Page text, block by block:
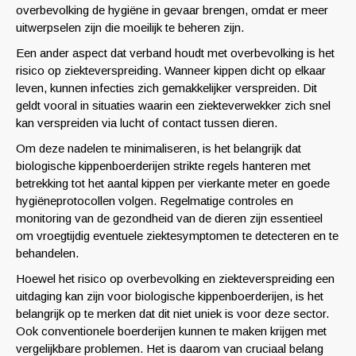
overbevolking de hygiëne in gevaar brengen, omdat er meer
uitwerpselen zijn die moeilijk te beheren zijn.
Een ander aspect dat verband houdt met overbevolking is het
risico op ziekteverspreiding. Wanneer kippen dicht op elkaar
leven, kunnen infecties zich gemakkelijker verspreiden. Dit
geldt vooral in situaties waarin een ziekteverwekker zich snel
kan verspreiden via lucht of contact tussen dieren.
Om deze nadelen te minimaliseren, is het belangrijk dat
biologische kippenboerderijen strikte regels hanteren met
betrekking tot het aantal kippen per vierkante meter en goede
hygiëneprotocollen volgen. Regelmatige controles en
monitoring van de gezondheid van de dieren zijn essentieel
om vroegtijdig eventuele ziektesymptomen te detecteren en te
behandelen.
Hoewel het risico op overbevolking en ziekteverspreiding een
uitdaging kan zijn voor biologische kippenboerderijen, is het
belangrijk op te merken dat dit niet uniek is voor deze sector.
Ook conventionele boerderijen kunnen te maken krijgen met
vergelijkbare problemen. Het is daarom van cruciaal belang